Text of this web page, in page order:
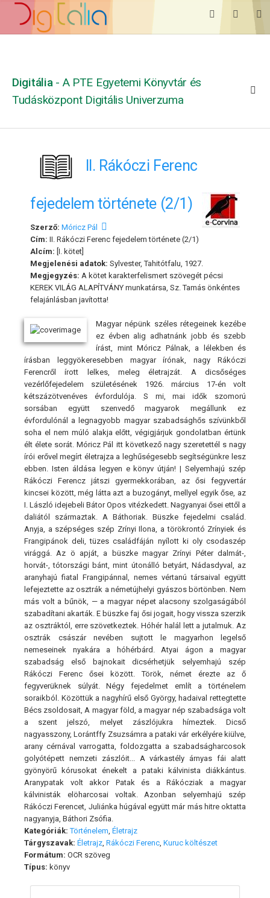
Digitália - A PTE Egyetemi Könyvtár és
Tudásközpont Digitális Univerzuma
II. Rákóczi Ferenc
fejedelem története (2/1)
Szerző: Móricz Pál
Cím: II. Rákóczi Ferenc fejedelem története (2/1)
Alcím: [I. kötet]
Megjelenési adatok: Sylvester, Tahitótfalu, 1927.
Megjegyzés: A kötet karakterfelismert szövegét pécsi
KEREK VILÁG ALAPÍTVÁNY munkatársa, Sz. Tamás önkéntes
felajánlásban javította!
Magyar népünk széles rétegeinek kezébe
ez évben alig adhatnánk jobb és szebb
írást, mint Móricz Pálnak, a lélekben és
írásban leggyökeresebben magyar írónak, nagy Rákóczi
Ferencről írott lelkes, meleg életrajzát. A dicsőséges
vezérlőfejedelem születésének 1926. március 17-én volt
kétszázötvenéves évfordulója. S mi, mai idők szomorú
sorsában együtt szenvedő magyarok megállunk ez
évfordulónál a legnagyobb magyar szabadsághős szívünkből
soha el nem múló alakja előtt, végigjárjuk gondolatban értünk
élt élete sorát. Móricz Pál itt következő nagy szeretettél s nagy
írói erővel megírt életrajza a leghűségesebb segítségünkre lesz
ebben. Isten áldása legyen e könyv útján! | Selyemhajú szép
Rákóczi Ferencz játszi gyermekkorában, az ősi fegyvertár
kincsei között, még látta azt a buzogányt, mellyel egyik őse, az
I. László idejebeli Bátor Opos vitézkedett. Nagyanyai ősei ettől a
daliától származtak. A Báthoriak. Büszke fejedelmi család.
Anyja, a szépséges szép Zrínyi Ilona, a törökrontó Zrínyiek és
Frangipánok deli, tüzes családfáján nyílott ki oly csodaszép
virággá. Az ö apját, a büszke magyar Zrínyi Péter dalmát-,
horvát-, tótországi bánt, mint útonálló betyárt, Nádasdyval, az
aranyhajú fiatal Frangipánnal, nemes vértanú társaival együtt
lefejeztette az osztrák a németújhelyi gyászos börtönben. Nem
más volt a bűnök, — a magyar népet alacsony szolgaságából
szabadítani akarták. E büszke faj ősi jogait, hogy vissza szerzik
az osztráktól, erre szövetkeztek. Hóhér halál lett a jutalmuk. Az
osztrák császár nevében sujtott le magyarhon legelső
nemeseinek nyakára a hóhérbárd. Atyai ágon a magyar
szabadság első bajnokait dicsérhetjük selyemhajú szép
Rákóczi Ferenc ősei között. Török, német érezte az ő
fegyverüknek súlyát. Négy fejedelmet említ a történelem
soraikból. Közöttük a nagyhírű első György, hadaival rettegtette
Bécs zsoldosait, A magyar föld, a magyar nép szabadsága volt
a szent jelszó, melyet zászlójukra hímeztek. Dicső
nagyasszony, Lorántffy Zsuzsámra a pataki vár erkélyére kiülve,
arany cérnával varrogatta, foldozgatta a szabadságharcosok
golyótépett nemzeti zászlóit... A várkastély árnyas fái alatt
gyönyörű kórusokat énekelt a pataki kálvinista diákkántus.
Aranypatak volt akkor Patak és a Rákócziak a magyar
kálvinisták elöharcosai voltak. Azonban selyemhajú szép
Rákóczi Ferencet, Juliánka húgával együtt már más hitre oktatta
nagyanyja, Báthori Zsófia.
Kategóriák: Történelem Életrajz
Tárgyszavak: Életrajz Rákóczi Ferenc Kuruc költészet
Formátum: OCR szöveg
Típus: könyv